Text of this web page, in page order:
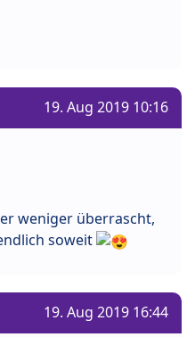
19. Aug 2019 10:16
weniger überrascht,
soweit
19. Aug 2019 16:44